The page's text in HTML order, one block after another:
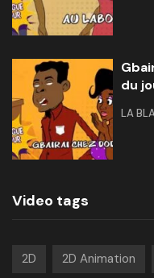
du
LA
Video tags
2D 2D Animation